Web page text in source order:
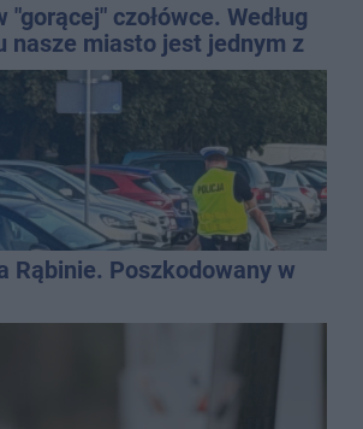
"gorącej" czołówce. Według
nasze miasto jest jednym z
na upały
Rąbinie. Poszkodowany w